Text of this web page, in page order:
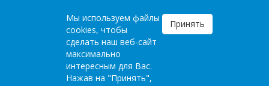
Мы используем файлы
cookies, чтобы
сделать наш веб-сайт
максимально
интересным для Вас.
Нажав на "Принять",
Принять